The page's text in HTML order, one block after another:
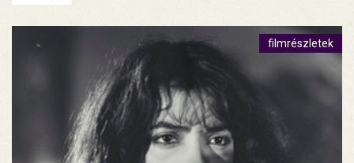
filmrészletek